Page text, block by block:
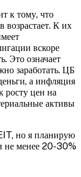
к тому, что
возрастает. К их
вскоре
Это означает
заработать. ЦБ
а инфляция
росту цен на
активы
но я планирую
не менее 20-30%